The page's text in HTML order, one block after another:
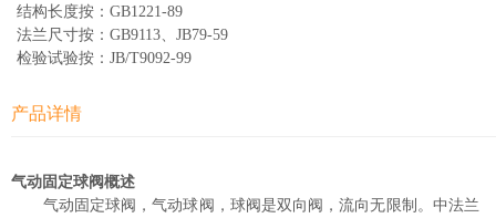
结构长度按：GB1221-89
法兰尺寸按：GB9113、JB79-59
检验试验按：JB/T9092-99
产品详情
气动固定球阀概述
气动固定球阀，气动球阀，球阀是双向阀，流向无限制。中法兰